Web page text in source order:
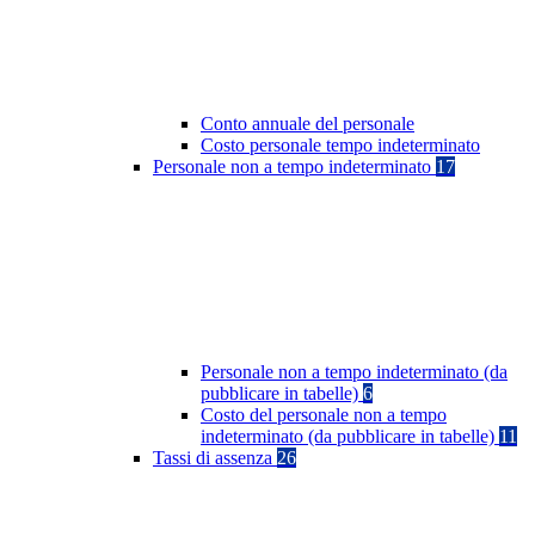
Conto annuale del personale
Costo personale tempo indeterminato
Personale non a tempo indeterminato 17
Personale non a tempo indeterminato (da
pubblicare in tabelle) 6
Costo del personale non a tempo
indeterminato (da pubblicare in tabelle) 11
Tassi di assenza 26